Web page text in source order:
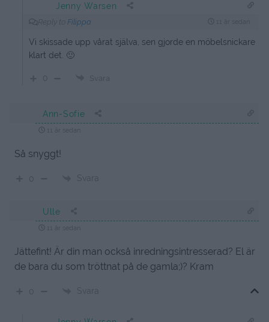
Jenny Warsen
Filippa
Vi skissade upp vårat själva, sen gjorde en möbelsnickare
klart det. 🙂
Svara
Ann-Sofie
Så snyggt!
Svara
Ulle
Jättefint! Är din man också inredningsintresserad? El är
de bara du som tröttnat på de gamla;)? Kram
Svara